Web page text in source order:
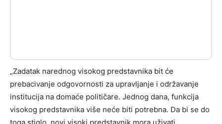
„Zadatak narednog visokog predstavnika bit će
prebacivanje odgovornosti za upravljanje i održavanje
institucija na domaće političare. Jednog dana, funkcija
visokog predstavnika više neće biti potrebna. Da bi se do